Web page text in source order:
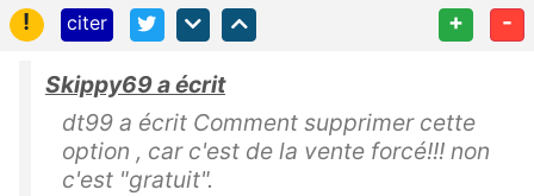
!
citer + -
Skippy69 a écrit
dt99 a écrit Comment supprimer cette
option , car c'est de la vente forcé!!! non
c'est "gratuit".